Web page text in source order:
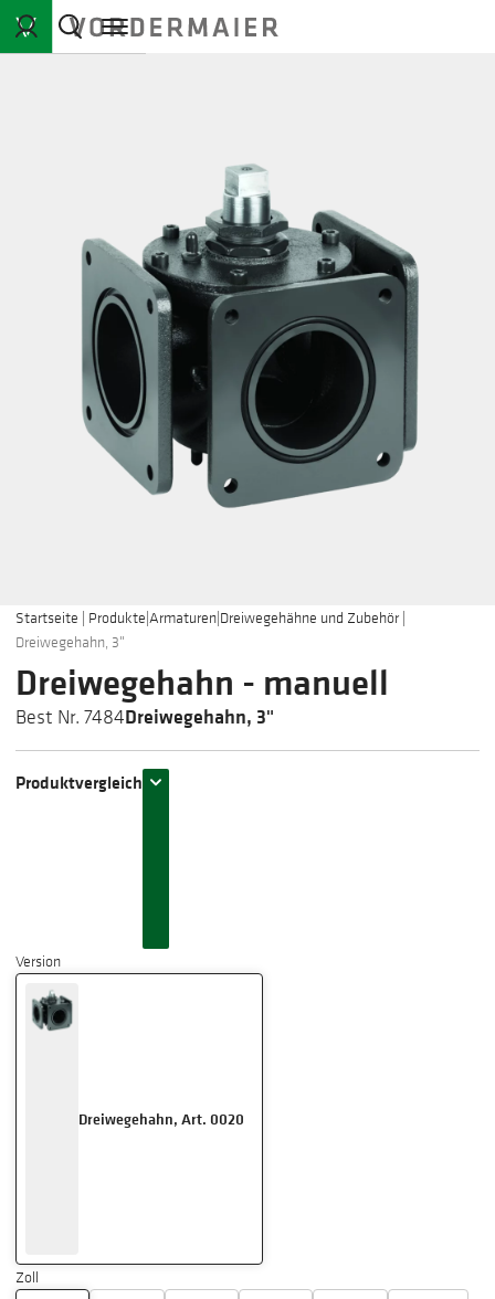
Startseite | Produkte|Armaturen|Dreiwegehähne und Zubehör |
Dreiwegehahn, 3"
Dreiwegehahn - manuell
Best Nr. 7484Dreiwegehahn, 3"
Produktvergleich
Version
Dreiwegehahn, Art. 0020
Zoll